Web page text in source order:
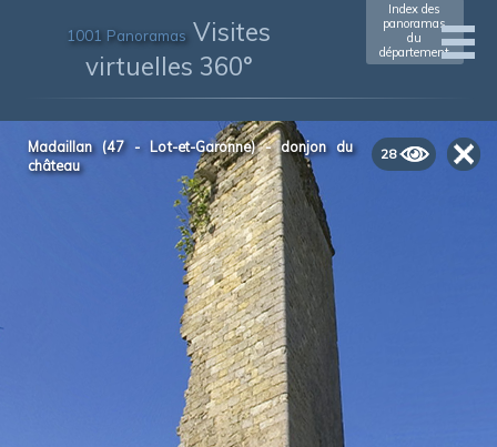
1001 Panoramas Visites
virtuelles 360°
Index des
panoramas
du
département
28
Madaillan (47 - Lot-et-Garonne) - donjon du
château